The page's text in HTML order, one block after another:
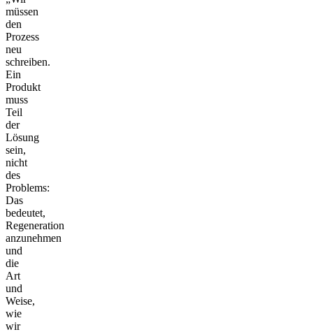
müssen
den
Prozess
neu
schreiben.
Ein
Produkt
muss
Teil
der
Lösung
sein,
nicht
des
Problems:
Das
bedeutet,
Regeneration
anzunehmen
und
die
Art
und
Weise,
wie
wir